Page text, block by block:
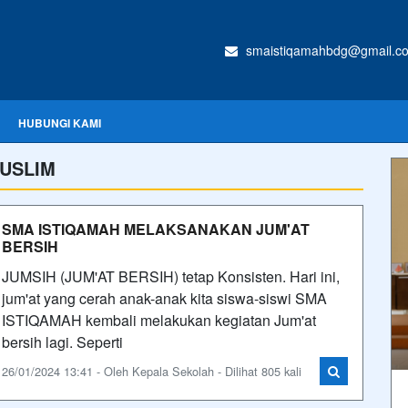
HUBUNGI KAMI
SMA ISTIQAMAH MELAKSANAKAN JUM'AT
BERSIH
JUMSIH (JUM'AT BERSIH) tetap Konsisten. Hari ini,
jum'at yang cerah anak-anak kita siswa-siswi SMA
ISTIQAMAH kembali melakukan kegiatan Jum'at
bersih lagi. Seperti
26/01/2024 13:41 - Oleh Kepala Sekolah - Dilihat 805 kali